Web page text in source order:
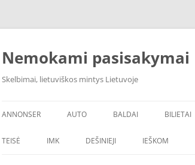
Skip
Nemokami pasisakymai
Skelbimai, lietuviškos mintys Lietuvoje
ANNONSER AUTO BALDAI BILIETAI
TEISĖ IMK DEŠINIEJI IEŠKOM